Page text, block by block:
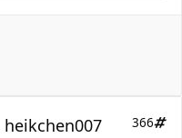
366
heikchen007